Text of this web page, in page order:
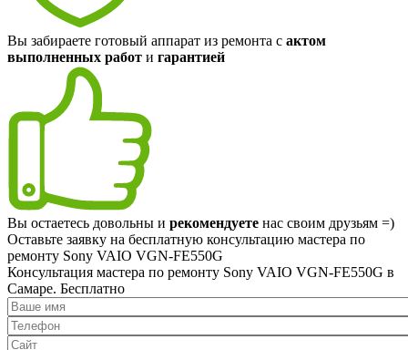
Вы забираете готовый аппарат из ремонта с актом
выполненных работ и гарантией
Вы остаетесь довольны и рекомендуете нас своим друзьям =)
Оставьте заявку на бесплатную консультацию мастера по
ремонту Sony VAIO VGN-FE550G
Консультация мастера по ремонту Sony VAIO VGN-FE550G в
Самаре. Бесплатно